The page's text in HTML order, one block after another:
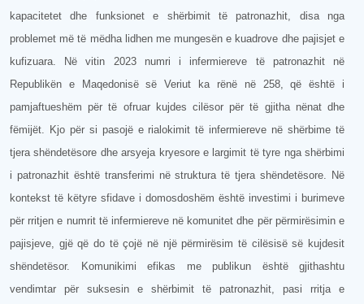
kapacitetet dhe funksionet e shërbimit të patronazhit, disa nga
problemet më të mëdha lidhen me mungesën e kuadrove dhe pajisjet e
kufizuara. Në vitin 2023 numri i infermiereve të patronazhit në
Republikën e Maqedonisë së Veriut ka rënë në 258, që është i
pamjaftueshëm për të ofruar kujdes cilësor për të gjitha nënat dhe
fëmijët. Kjo për si pasojë e rialokimit të infermiereve në shërbime të
tjera shëndetësore dhe arsyeja kryesore e largimit të tyre nga shërbimi
i patronazhit është transferimi në struktura të tjera shëndetësore. Në
kontekst të këtyre sfidave i domosdoshëm është investimi i burimeve
për rritjen e numrit të infermiereve në komunitet dhe për përmirësimin e
pajisjeve, gjë që do të çojë në një përmirësim të cilësisë së kujdesit
shëndetësor. Komunikimi efikas me publikun është gjithashtu
vendimtar për suksesin e shërbimit të patronazhit, pasi rritja e